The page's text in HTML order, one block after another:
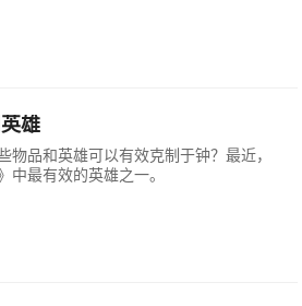
雄
品和英雄可以有效克制于钟？最近，
中最有效的英雄之一。